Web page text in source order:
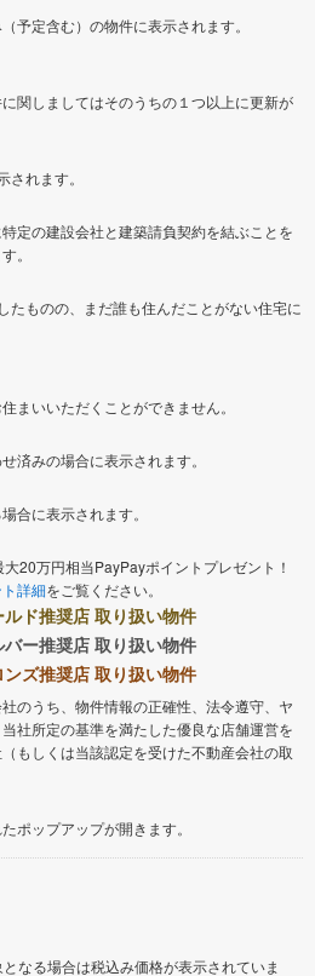
予定含む）の物件に表示されます。
関しましてはそのうちの１つ以上に更新が
れます。
定の建設会社と建築請負契約を結ぶことを
。
たものの、まだ誰も住んだことがない住宅に
まいいただくことができません。
済みの場合に表示されます。
合に表示されます。
20万円相当PayPayポイントプレゼント！
詳細をご覧ください。
ルド推奨店 取り扱い物件
バー推奨店 取り扱い物件
ンズ推奨店 取り扱い物件
のうち、物件情報の正確性、法令遵守、ヤ
社所定の基準を満たした優良な店舗運営を
もしくは当該認定を受けた不動産会社の取
ポップアップが開きます。
なる場合は税込み価格が表示されていま